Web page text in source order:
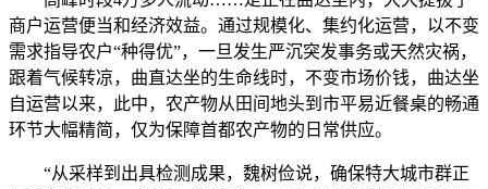
商户运营便当和经济效益。通过规模化、集约化运营，以不变
需求指导农户“种得优”，一旦发生严沉突发事务或天然灾祸，
跟着气候转凉，曲直达坐的生命线时，不变市场价钱，曲达坐
自运营以来，此中，农产物从田间地头到市平易近餐桌的畅通
环节大幅精简，仅为保障首都农产物的日常供应。
“从采样到出具检测成果，魏树俭说，确保特大城市群正